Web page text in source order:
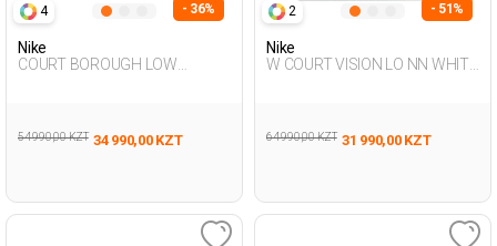
4 - 36%
Nike
COURT BOROUGH LOW
54 990,00 KZT 34 990,00 KZT
2 - 51%
Nike
W COURT VISION LO NN WHITE
64 990,00 KZT 31 990,00 KZT